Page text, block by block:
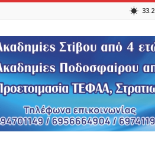
33.2